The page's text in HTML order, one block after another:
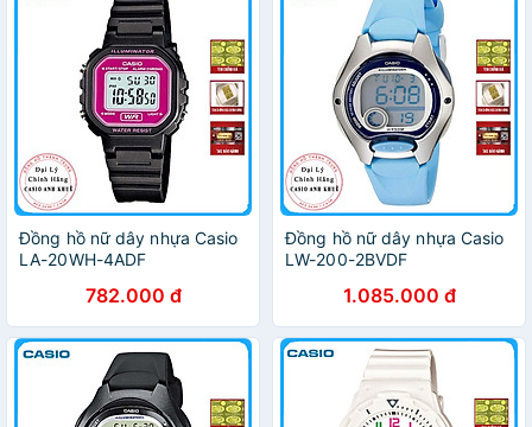
Đồng hồ nữ dây nhựa Casio
LA-20WH-4ADF
782.000 đ
Đồng hồ nữ dây nhựa Casio
LW-200-2BVDF
1.085.000 đ